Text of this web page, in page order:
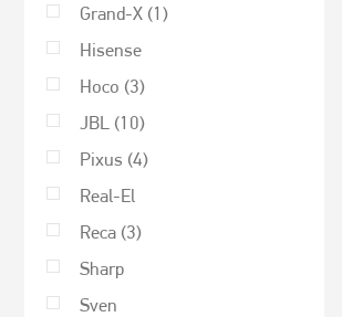
Grand-X (1)
Hisense
Hoco (3)
JBL (10)
Pixus (4)
Real-El
Reca (3)
Sharp
Sven